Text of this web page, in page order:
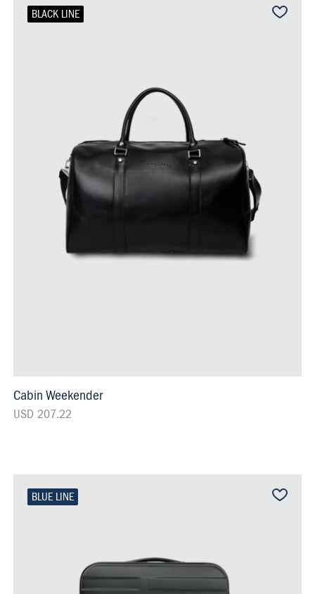
BLACK LINE
Cabin Weekender
USD 207.22
BLUE LINE